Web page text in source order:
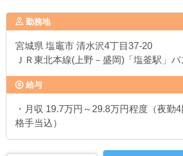
勤務地
宮城県 塩竈市 清水沢4丁目37-20
ＪＲ東北本線(上野－盛岡)「塩釜駅」
給与
・月収 19.7万円～29.8万円程度（夜勤
格手当込）